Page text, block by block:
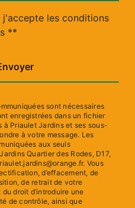
les conditions
**
sont nécessaires
enregistrées dans un fichier
à Priaulet Jardins et ses sous-
à votre message. Les
aux seuls
Quartier des Rodes, D17,
Vous
d’effacement, de
de retrait de votre
droit d’introduire une
de contrôle, ainsi que